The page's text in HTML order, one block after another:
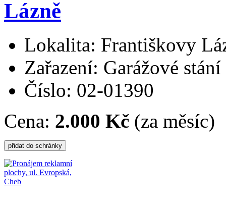
Lázně
Lokalita: Františkovy
Zařazení: Garážové stání
Číslo: 02-01390
Cena: 2.000 Kč (za měsíc)